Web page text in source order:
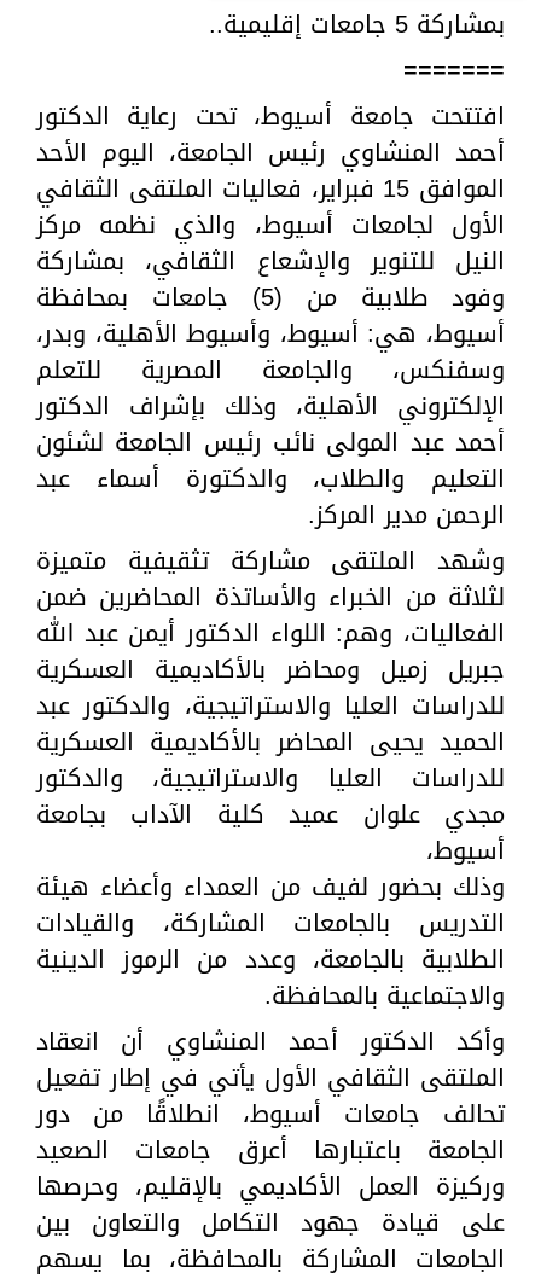
بمشاركة 5 جامعات إقليمية..
=======
افتتحت جامعة أسيوط، تحت رعاية الدكتور
أحمد المنشاوي رئيس الجامعة، اليوم الأحد
الموافق 15 فبراير، فعاليات الملتقى الثقافي
الأول لجامعات أسيوط، والذي نظمه مركز
النيل للتنوير والإشعاع الثقافي، بمشاركة
وفود طلابية من (5) جامعات بمحافظة
أسيوط، هي: أسيوط، وأسيوط الأهلية، وبدر،
وسفنكس، والجامعة المصرية للتعلم
الإلكتروني الأهلية، وذلك بإشراف الدكتور
أحمد عبد المولى نائب رئيس الجامعة لشئون
التعليم والطلاب، والدكتورة أسماء عبد
الرحمن مدير المركز.
وشهد الملتقى مشاركة تثقيفية متميزة
لثلاثة من الخبراء والأساتذة المحاضرين ضمن
الفعاليات، وهم: اللواء الدكتور أيمن عبد الله
جبريل زميل ومحاضر بالأكاديمية العسكرية
للدراسات العليا والاستراتيجية، والدكتور عبد
الحميد يحيى المحاضر بالأكاديمية العسكرية
للدراسات العليا والاستراتيجية، والدكتور
مجدي علوان عميد كلية الآداب بجامعة
أسيوط،
وذلك بحضور لفيف من العمداء وأعضاء هيئة
التدريس بالجامعات المشاركة، والقيادات
الطلابية بالجامعة، وعدد من الرموز الدينية
والاجتماعية بالمحافظة.
وأكد الدكتور أحمد المنشاوي أن انعقاد
الملتقى الثقافي الأول يأتي في إطار تفعيل
تحالف جامعات أسيوط، انطلاقًا من دور
الجامعة باعتبارها أعرق جامعات الصعيد
وركيزة العمل الأكاديمي بالإقليم، وحرصها
على قيادة جهود التكامل والتعاون بين
الجامعات المشاركة بالمحافظة، بما يسهم